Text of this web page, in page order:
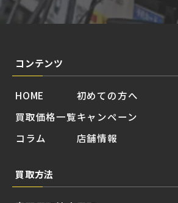
コンテンツ
HOME
買取価格一覧
コラム
初めての方へ
キャンペーン
店舗情報
買取方法